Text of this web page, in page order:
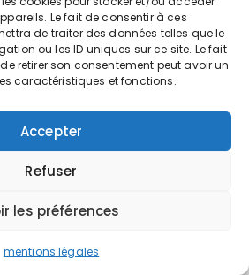
Le fait de consentir à ces
de traiter des données telles que le
ou les ID uniques sur ce site. Le fait
retirer son consentement peut avoir un
caractéristiques et fonctions.
Accepter
Refuser
les préférences
mentions légales